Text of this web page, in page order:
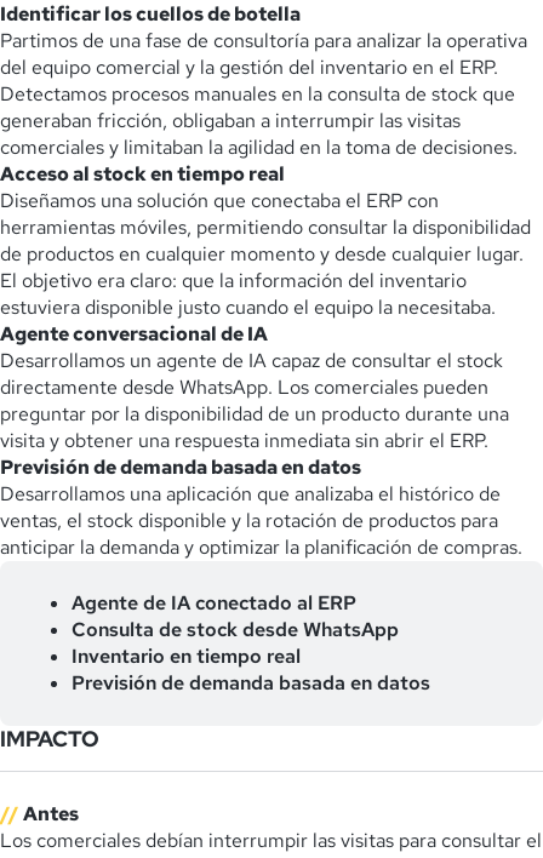
Identificar los cuellos de botella
Partimos de una fase de consultoría para analizar la operativa
del equipo comercial y la gestión del inventario en el ERP.
Detectamos procesos manuales en la consulta de stock que
generaban fricción, obligaban a interrumpir las visitas
comerciales y limitaban la agilidad en la toma de decisiones.
Acceso al stock en tiempo real
Diseñamos una solución que conectaba el ERP con
herramientas móviles, permitiendo consultar la disponibilidad
de productos en cualquier momento y desde cualquier lugar.
El objetivo era claro: que la información del inventario
estuviera disponible justo cuando el equipo la necesitaba.
Agente conversacional de IA
Desarrollamos un agente de IA capaz de consultar el stock
directamente desde WhatsApp. Los comerciales pueden
preguntar por la disponibilidad de un producto durante una
visita y obtener una respuesta inmediata sin abrir el ERP.
Previsión de demanda basada en datos
Desarrollamos una aplicación que analizaba el histórico de
ventas, el stock disponible y la rotación de productos para
anticipar la demanda y optimizar la planificación de compras.
Agente de IA conectado al ERP
Consulta de stock desde WhatsApp
Inventario en tiempo real
Previsión de demanda basada en datos
IMPACTO
//Antes
Los comerciales debían interrumpir las visitas para consultar el